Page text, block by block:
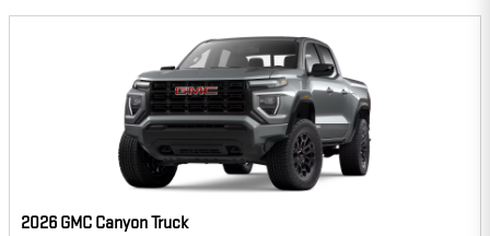
2026 GMC Canyon Truck